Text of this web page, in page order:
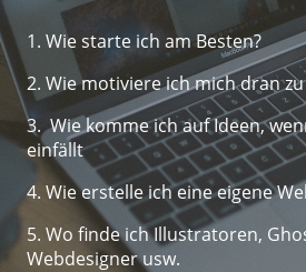
1. Wie starte ich am Besten?
2. Wie motiviere ich mich dran
3. Wie komme ich auf Ideen,
einfällt
4. Wie erstelle ich eine eigene
5. Wo finde ich Illustratoren,
Webdesigner usw.